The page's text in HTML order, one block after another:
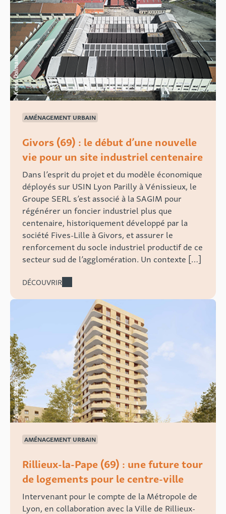
AMÉNAGEMENT URBAIN
Givors (69) : le début d’une nouvelle
vie pour un site industriel centenaire
Dans l’esprit du projet et du modèle économique
déployés sur USIN Lyon Parilly à Vénissieux, le
Groupe SERL s’est associé à la SAGIM pour
régénérer un foncier industriel plus que
centenaire, historiquement développé par la
société Fives-Lille à Givors, et assurer le
renforcement du socle industriel productif de ce
secteur sud de l’agglomération. Un contexte […]
DÉCOUVRIR
AMÉNAGEMENT URBAIN
Rillieux-la-Pape (69) : une future tour
de logements pour le centre-ville
Intervenant pour le compte de la Métropole de
Lyon, en collaboration avec la Ville de Rillieux-